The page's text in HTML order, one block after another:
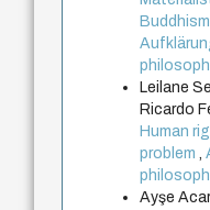
Leilane
Ricardo
Human
problem,
Ayşe